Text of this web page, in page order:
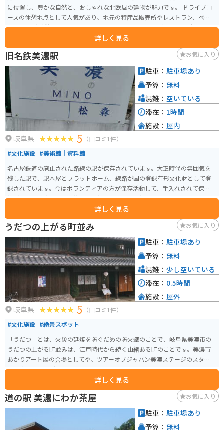
に位置し、豊かな自然と、おしゃれな北欧風の建物が魅力です。 ドライブコ
ースの休憩地点として人気があり、地元の特産品販売所やレストラン、ベー
カリーなどが併設されています。 バイクで訪れる場合、道の駅には広々とし
た駐車場が完備されているので安心です。ツーリングの休憩地点として、また
は、周辺の観光拠点として活用できます。 ラステンほらど周辺は自然豊か
で、特に板取川渓谷は景観が美しく、キャンプや川遊びなどのアウトドアレ
ジャーを楽しむことができます。 また、関市は刃物の町として知られてお
り、道の駅でも包丁などの刃物類が販売されています。切れ味抜群の刃物
は、お土産にも最適です。
詳しく見る
旧名鉄美濃駅 お気に入り
岐阜県 5 （口コミ1件）
#文化施設 #美術館｜資料館
名古屋鉄道の廃止された路線の駅が保存されています。大正時代の雰囲気を
残した駅で、駅本屋とプラットホーム、線路が国の登録有形文化財として登
録されています。今はボランティアの方が保存活動して、手入れされて保存状
態が良い。駐車場はすぐ横にあり無料、駅構内も無料。歴史を感じたい人に
詳しく見る
駐車： 駐車場あり
予算： 無料
混雑： 空いている
滞在： 1時間
施設： 屋内
うだつの上がる町並み お気に入り
岐阜県 5 （口コミ1件）
#文化施設 #絶景スポット
「うだつ」とは、火災の延焼を防ぐだめの防火壁のことで、岐阜県美濃市の
うだつの上がる町並みは、江戸時代から続く由緒ある町のことです。美濃市
あかりアート展の会場としてや、ツアーオブジャパン美濃ステージのスター
ト地点としても活用されています。
詳しく見る
駐車： 駐車場あり
予算： 無料
混雑： 少し空いている
滞在： 0.5時間
施設： 屋外
道の駅 美濃にわか茶屋 お気に入り
駐車： 駐車場あり
予算： 無料